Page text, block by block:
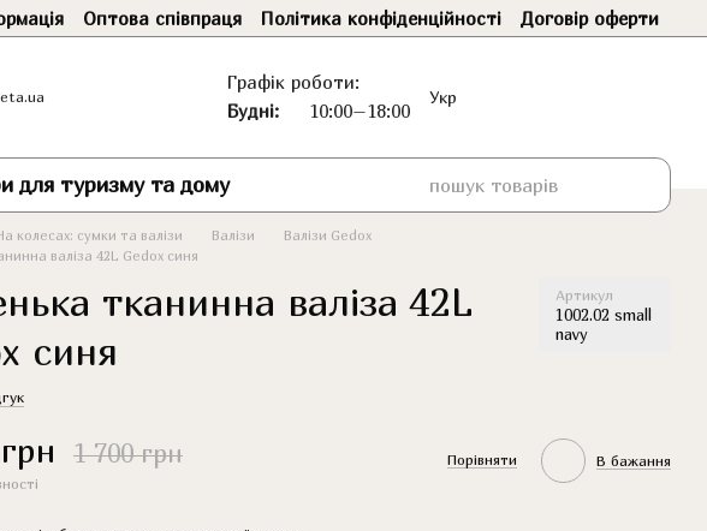
Оптова співпраця Політика конфіденційності Договір оферти
Графік роботи:
Будні:
10:00–18:00
Укр
для туризму та дому
колесах: сумки та валізи Валізи
Валізи Gedox
валіза 42L Gedox синя
тканинна валіза 42L
синя
Артикул
1002.02 small
navy
1 700 грн Порівняти В бажання